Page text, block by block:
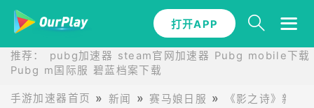
打开APP
推荐： pubg加速器 steam官网加速器 Pubg mobile下载
Pubg m国际服 碧蓝档案下载
手游加速器首页 新闻 赛马娘日服 《影之诗》新